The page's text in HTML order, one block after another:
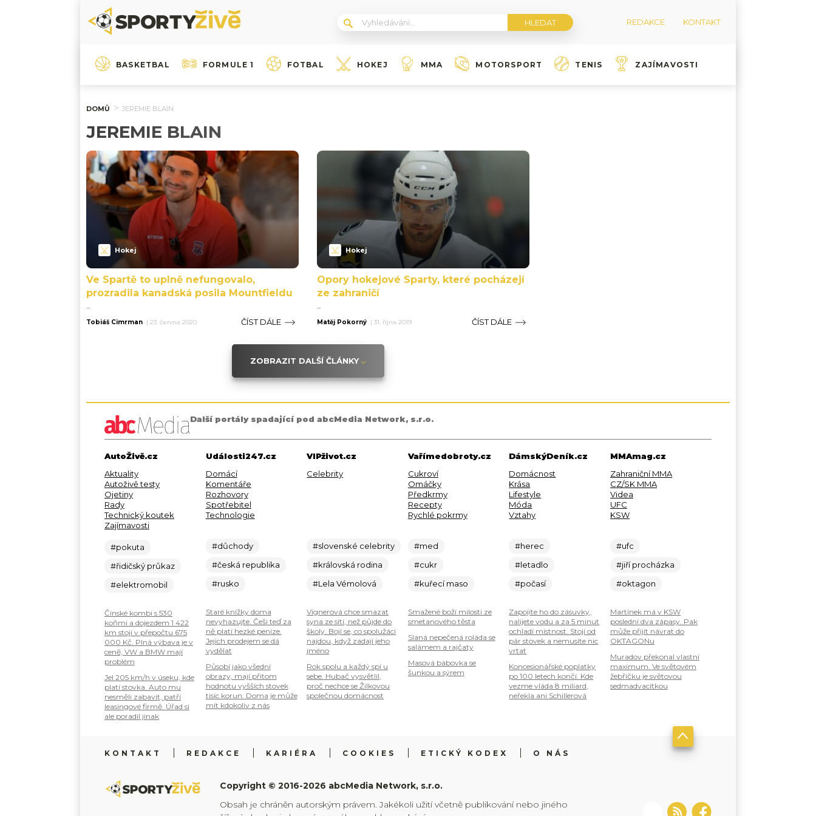
REDAKCE KONTAKT
BASKETBAL FORMULE 1 FOTBAL HOKEJ MMA MOTORSPORT TENIS ZAJÍMAVOSTI
DOMŮ JEREMIE BLAIN
JEREMIE BLAIN
Hokej
Ve Spartě to uplně nefungovalo,
prozradila kanadská posila Mountfieldu
...
Tobiáš Cimrman | 23. června 2020 ČÍST DÁLE
Hokej
Opory hokejové Sparty, které pocházejí
ze zahraničí
...
Matěj Pokorný | 31. října 2019 ČÍST DÁLE
ZOBRAZIT DALŠÍ ČLÁNKY
Další portály spadající pod abcMedia Network, s.r.o.
AutoŽivě.cz
Aktuality
Autoživě testy
Ojetiny
Rady
Technický koutek
Zajímavosti
#pokuta
#řidičský průkaz
#elektromobil
Čínské kombi s 530
koňmi a dojezdem 1 422
km stojí v přepočtu 675
000 Kč. Plná výbava je v
ceně, VW a BMW mají
problém
Jel 205 km/h v úseku, kde
platí stovka. Auto mu
nesměli zabavit, patří
leasingové firmě. Úřad si
ale poradil jinak
Události247.cz
Domácí
Komentáře
Rozhovory
Spotřebitel
Technologie
#důchody
#česká republika
#rusko
Staré knížky doma
nevyhazujte. Češi teď za
ně platí hezké peníze.
Jejich prodejem se dá
vydělat
Působí jako všední
obrazy, mají přitom
hodnotu vyšších stovek
tisíc korun. Doma je může
mít kdokoliv z nás
VIPživot.cz
Celebrity
#slovenské celebrity
#královská rodina
#Lela Vémolová
Vignerová chce smazat
syna ze sítí, než půjde do
školy. Bojí se, co spolužáci
najdou, když zadají jeho
jméno
Rok spolu a každý spí u
sebe. Hubač vysvětlil,
proč nechce se Žilkovou
společnou domácnost
Vařímedobroty.cz
Cukroví
Omáčky
Předkrmy
Recepty
Rychlé pokrmy
#med
#cukr
#kuřecí maso
Smažené boží milosti ze
smetanového těsta
Slaná nepečená roláda se
salámem a rajčaty
Masová bábovka se
šunkou a sýrem
DámskýDeník.cz
Domácnost
Krása
Lifestyle
Móda
Vztahy
#herec
#letadlo
#počasí
Zapojíte ho do zásuvky,
nalijete vodu a za 5 minut
ochladí místnost. Stojí od
pár stovek a nemusíte nic
vrtat
Koncesionářské poplatky
po 100 letech končí. Kde
vezme vláda 8 miliard,
neřekla ani Schillerová
MMAmag.cz
Zahraniční MMA
CZ/SK MMA
Videa
UFC
KSW
#ufc
#jiří procházka
#oktagon
Martínek má v KSW
poslední dva zápasy. Pak
může přijít návrat do
OKTAGONu
Muradov překonal vlastní
maximum. Ve světovém
žebříčku je světovou
sedmadvacítkou
KONTAKT REDAKCE KARIÉRA COOKIES ETICKÝ KODEX O NÁS
Copyright © 2016-2026 abcMedia Network, s.r.o.
Obsah je chráněn autorským právem. Jakékoli užití včetně publikování nebo jiného